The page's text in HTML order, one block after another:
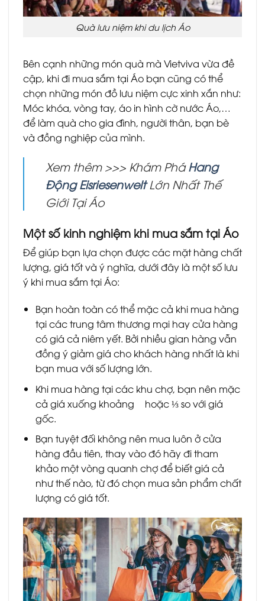
Quà lưu niệm khi du lịch Áo
Bên cạnh những món quà mà Vietviva vừa đề
cập, khi đi mua sắm tại Áo bạn cũng có thể
chọn những món đồ lưu niệm cực xinh xắn như:
Móc khóa, vòng tay, áo in hình cờ nước Áo,…
để làm quà cho gia đình, người thân, bạn bè
và đồng nghiệp của mình.
Xem thêm >>> Khám PháHang
Động EisriesenweltLớn Nhất Thế
Giới Tại Áo
Một số kinh nghiệm khi mua sắm tại Áo
Để giúp bạn lựa chọn được các mặt hàng chất
lượng, giá tốt và ý nghĩa, dưới đây là một số lưu
ý khi mua sắm tại Áo:
Bạn hoàn toàn có thể mặc cả khi mua hàng
tại các trung tâm thương mại hay cửa hàng
có giá cả niêm yết. Bởi nhiều gian hàng vẫn
đồng ý giảm giá cho khách hàng nhất là khi
bạn mua với số lượng lớn.
Khi mua hàng tại các khu chợ, bạn nên mặc
cả giá xuống khoảng ½ hoặc ⅓ so với giá
gốc.
Bạn tuyệt đối không nên mua luôn ở cửa
hàng đầu tiên, thay vào đó hãy đi tham
khảo một vòng quanh chợ để biết giá cả
như thế nào, từ đó chọn mua sản phẩm chất
lượng có giá tốt.